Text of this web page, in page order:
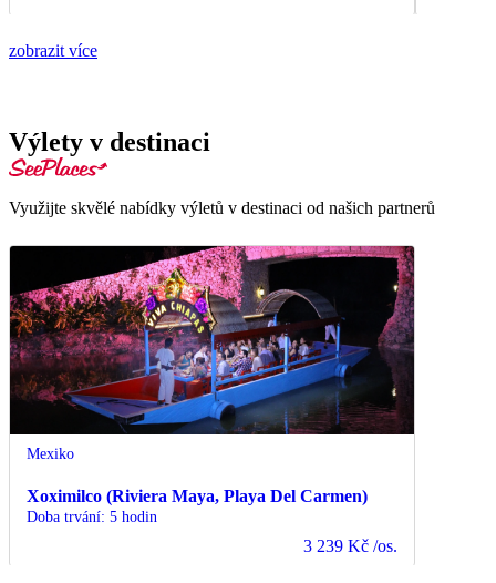
zobrazit více
Výlety v destinaci
Využijte skvělé nabídky výletů v destinaci od našich partnerů
Mexiko
Xoximilco (Riviera Maya, Playa Del Carmen)
Doba trvání: 5 hodin
3 239 Kč /os.